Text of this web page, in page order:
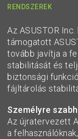
RENDSZEREK
Az ASUSTOR
támogatott
tovább javítja a
stabilitását és
biztonsági
fájltárolás
Személyre
Az újratervezett
a